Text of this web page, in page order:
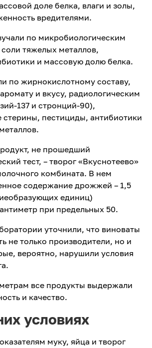
доле белка, влаги и золы,
вредителями.
по микробиологическим
тяжелых металлов,
и массовую долю белка.
по жирнокислотному составу,
и вкусу, радиологическим
137 и стронций-90),
стерины, пестициды, антибиотики
не прошедший
тест, – творог «Вкуснотеево»
комбината. В нем
содержание дрожжей – 1,5
единиц)
при предельных 50.
уточнили, что виноваты
не только производители, но и
вероятно, нарушили условия
все продукты выдержали
и качество.
условиях
муку, яйца и творог